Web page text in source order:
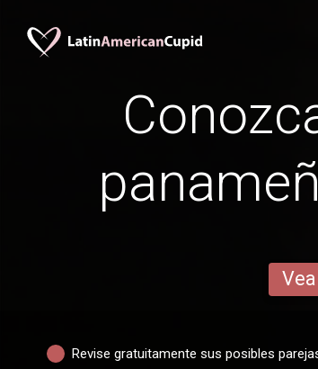
Revise gratuitamente sus posibles